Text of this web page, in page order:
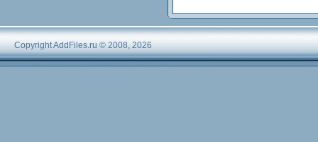
Copyright AddFiles.ru © 2008, 2026